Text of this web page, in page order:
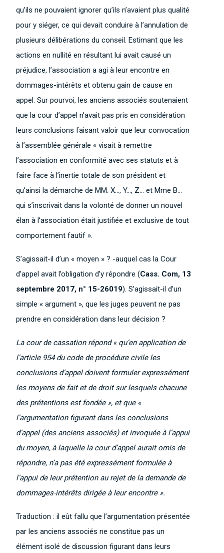
qu’ils ne pouvaient ignorer qu’ils n’avaient plus qualité
pour y siéger, ce qui devait conduire à l’annulation de
plusieurs délibérations du conseil. Estimant que les
actions en nullité en résultant lui avait causé un
préjudice, l’association a agi à leur encontre en
dommages-intérêts et obtenu gain de cause en
appel. Sur pourvoi, les anciens associés soutenaient
que la cour d’appel n’avait pas pris en considération
leurs conclusions faisant valoir que leur convocation
à l’assemblée générale « visait à remettre
l’association en conformité avec ses statuts et à
faire face à l’inertie totale de son président et
qu’ainsi la démarche de MM. X…, Y…, Z… et Mme B…
qui s’inscrivait dans la volonté de donner un nouvel
élan à l’association était justifiée et exclusive de tout
comportement fautif ».
S’agissait-il d’un « moyen » ? -auquel cas la Cour
d’appel avait l’obligation d’y répondre (Cass. Com, 13
septembre 2017, n° 15-26019). S’agissait-il d’un
simple « argument », que les juges peuvent ne pas
prendre en considération dans leur décision ?
La cour de cassation répond « qu’en application de
l’article 954 du code de procédure civile les
conclusions d’appel doivent formuler expressément
les moyens de fait et de droit sur lesquels chacune
des prétentions est fondée », et que «
l’argumentation figurant dans les conclusions
d’appel (des anciens associés) et invoquée à l’appui
du moyen, à laquelle la cour d’appel aurait omis de
répondre, n’a pas été expressément formulée à
l’appui de leur prétention au rejet de la demande de
dommages-intérêts dirigée à leur encontre ».
Traduction : il eût fallu que l’argumentation présentée
par les anciens associés ne constitue pas un
élément isolé de discussion figurant dans leurs